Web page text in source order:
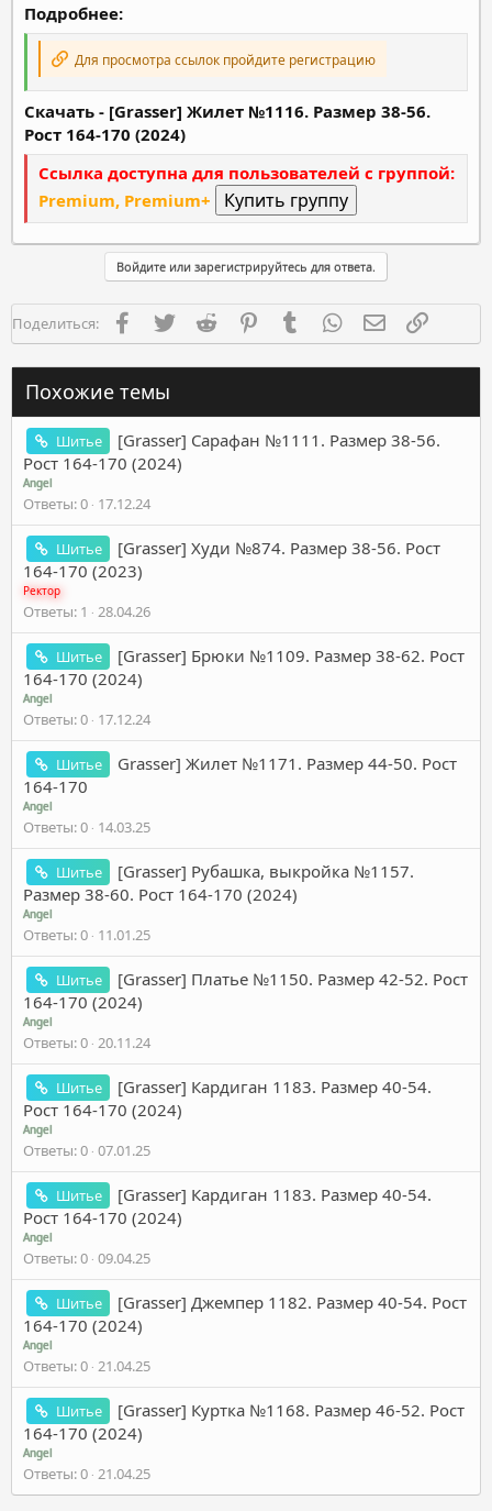
Подробнее:
Для просмотра ссылок пройдите регистрацию
Скачать - [Grasser] Жилет №1116. Размер 38-56.
Рост 164-170 (2024)
Ссылка доступна для пользователей с группой:
Premium, Premium+
Войдите или зарегистрируйтесь для ответа.
Поделиться: FacebookTwitter Reddit PinterestTumblr WhatsAppЭлектронная
Похожие темы
Шитье
[Grasser] Сарафан №1111. Размер 38-56.
Рост 164-170 (2024)
Angel
Ответы 0 17.12.24
Шитье
[Grasser] Худи №874. Размер 38-56. Рост
164-170 (2023)
Ректор
Ответы 1 28.04.26
Шитье
[Grasser] Брюки №1109. Размер 38-62. Рост
164-170 (2024)
Angel
Ответы 0 17.12.24
Шитье
Grasser] Жилет №1171. Размер 44-50. Рост
164-170
Angel
Ответы 0 14.03.25
Шитье
[Grasser] Рубашка, выкройка №1157.
Размер 38-60. Рост 164-170 (2024)
Angel
Ответы 0 11.01.25
Шитье
[Grasser] Платье №1150. Размер 42-52. Рост
164-170 (2024)
Angel
Ответы 0 20.11.24
Шитье
[Grasser] Кардиган 1183. Размер 40-54.
Рост 164-170 (2024)
Angel
Ответы 0 07.01.25
Шитье
[Grasser] Кардиган 1183. Размер 40-54.
Рост 164-170 (2024)
Angel
Ответы 0 09.04.25
Шитье
[Grasser] Джемпер 1182. Размер 40-54. Рост
164-170 (2024)
Angel
Ответы 0 21.04.25
Шитье
[Grasser] Куртка №1168. Размер 46-52. Рост
164-170 (2024)
Angel
Ответы 0 21.04.25